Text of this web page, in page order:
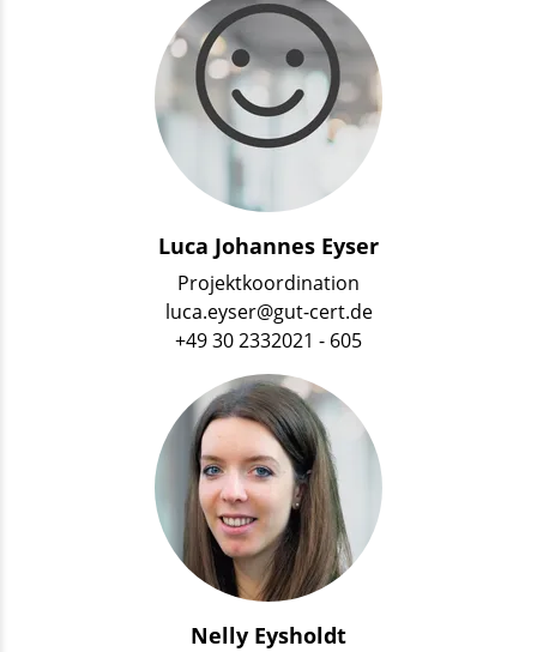
Luca Johannes Eyser
Projektkoordination
luca.eyser@gut-cert.de
+49 30 2332021 - 605
Nelly Eysholdt